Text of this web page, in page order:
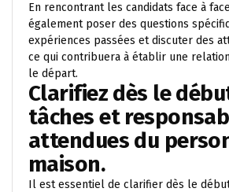
En rencontrant les candidats face à
également poser des questions
expériences passées et discuter des
ce qui contribuera à établir une
le départ.
Clarifiez dès le
tâches et
attendues du
maison.
Il est essentiel de clarifier dès le